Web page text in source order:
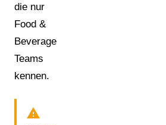
die nur
Food &
Beverage
Teams
kennen.
warning